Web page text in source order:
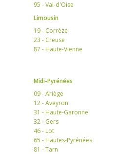
95 - Val-d'Oise
Limousin
19 - Corrèze
23 - Creuse
87 - Haute-Vienne
Midi-Pyrénées
09 - Ariège
12 - Aveyron
31 - Haute-Garonne
32 - Gers
46 - Lot
65 - Hautes-Pyrénées
81 - Tarn